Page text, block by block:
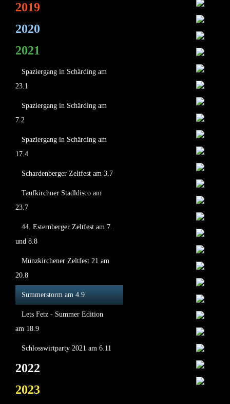
2019
2020
2021
Spaziergang in Schärding am
23.1
Spaziergang in Schärding am
7.2
Spaziergang in Schärding am
17.4
Schardenberger Zeltfest am 3.7
Taufkirchner Stadldisco am
23.7
44. Esternberger Zeltfest am 7.
und 8.8
Münzkirchener Zeltfest 21 am
20.8
Summerstorm am 4.9
Lets Fetz - Summer Edition
am 18.9
Schlosswirtparty 2021 am 6.11
2022
2023